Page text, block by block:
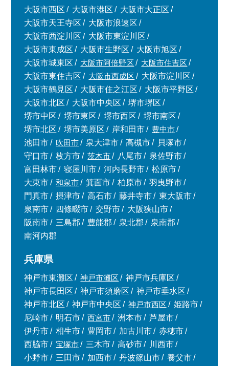
大阪市西区
大阪市港区
大阪市大正区
大阪市天王寺区
大阪市浪速区
大阪市西淀川区
大阪市東淀川区
大阪市東成区
大阪市生野区
大阪市旭区
大阪市城東区
大阪市阿倍野区
大阪市住吉区
大阪市東住吉区
大阪市西成区
大阪市淀川区
大阪市鶴見区
大阪市住之江区
大阪市平野区
大阪市北区
大阪市中央区
堺市堺区
堺市中区
堺市東区 堺市西区
堺市南区
堺市北区
堺市美原区 岸和田市
豊中市
池田市
吹田市 泉大津市 高槻市
貝塚市
守口市
枚方市 茨木市 八尾市
泉佐野市
富田林市
寝屋川市 河内長野市
松原市
大東市
和泉市 箕面市 柏原市
羽曳野市
門真市
摂津市 高石市 藤井寺市
東大阪市
泉南市
四條畷市 交野市
大阪狭山市
阪南市
三島郡 豊能郡 泉北郡
泉南郡
南河内郡
兵庫県
神戸市東灘区 神戸市灘区
神戸市兵庫区
神戸市長田区
神戸市須磨区
神戸市垂水区
神戸市北区
神戸市中央区 神戸市西区
姫路市
尼崎市
明石市 西宮市 洲本市
芦屋市
伊丹市
相生市 豊岡市 加古川市
赤穂市
西脇市
宝塚市 三木市 高砂市
川西市
小野市
三田市 加西市 丹波篠山市
養父市